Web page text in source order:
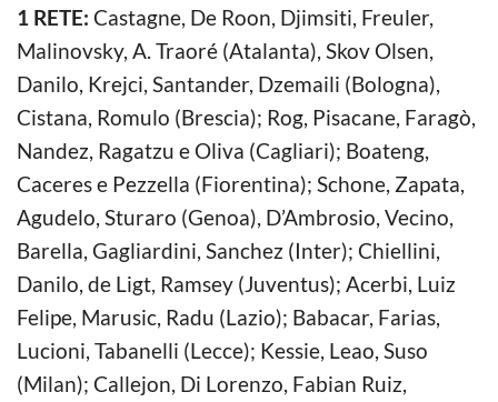
1 RETE: Castagne, De Roon, Djimsiti, Freuler,
Malinovsky, A. Traoré (Atalanta), Skov Olsen,
Danilo, Krejci, Santander, Dzemaili (Bologna),
Cistana, Romulo (Brescia); Rog, Pisacane, Faragò,
Nandez, Ragatzu e Oliva (Cagliari); Boateng,
Caceres e Pezzella (Fiorentina); Schone, Zapata,
Agudelo, Sturaro (Genoa), D’Ambrosio, Vecino,
Barella, Gagliardini, Sanchez (Inter); Chiellini,
Danilo, de Ligt, Ramsey (Juventus); Acerbi, Luiz
Felipe, Marusic, Radu (Lazio); Babacar, Farias,
Lucioni, Tabanelli (Lecce); Kessie, Leao, Suso
(Milan); Callejon, Di Lorenzo, Fabian Ruiz,